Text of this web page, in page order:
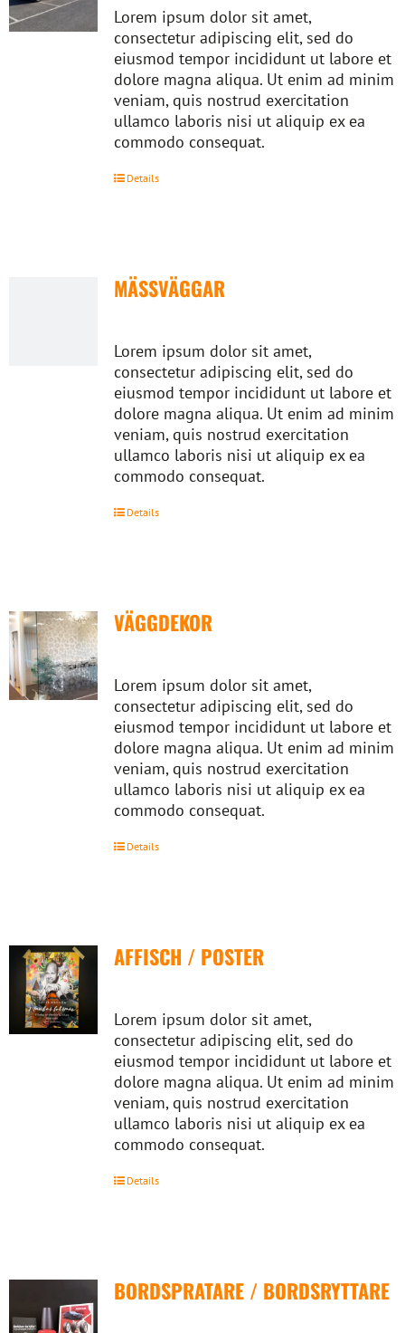
Lorem ipsum dolor sit amet,
consectetur adipiscing elit, sed do
eiusmod tempor incididunt ut labore et
dolore magna aliqua. Ut enim ad minim
veniam, quis nostrud exercitation
ullamco laboris nisi ut aliquip ex ea
commodo consequat.
Details
MÄSSVÄGGAR
Lorem ipsum dolor sit amet,
consectetur adipiscing elit, sed do
eiusmod tempor incididunt ut labore et
dolore magna aliqua. Ut enim ad minim
veniam, quis nostrud exercitation
ullamco laboris nisi ut aliquip ex ea
commodo consequat.
Details
VÄGGDEKOR
Lorem ipsum dolor sit amet,
consectetur adipiscing elit, sed do
eiusmod tempor incididunt ut labore et
dolore magna aliqua. Ut enim ad minim
veniam, quis nostrud exercitation
ullamco laboris nisi ut aliquip ex ea
commodo consequat.
Details
AFFISCH / POSTER
Lorem ipsum dolor sit amet,
consectetur adipiscing elit, sed do
eiusmod tempor incididunt ut labore et
dolore magna aliqua. Ut enim ad minim
veniam, quis nostrud exercitation
ullamco laboris nisi ut aliquip ex ea
commodo consequat.
Details
BORDSPRATARE / BORDSRYTTARE